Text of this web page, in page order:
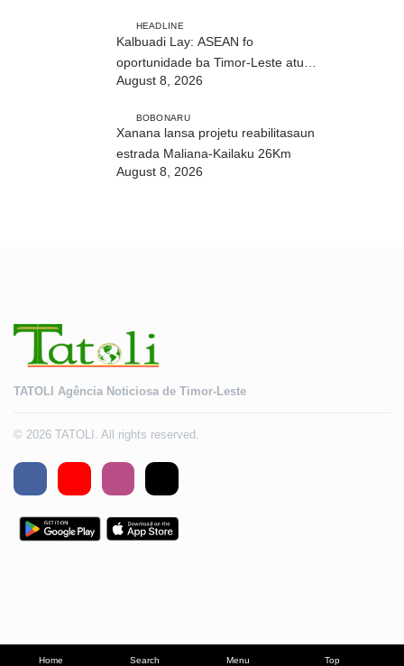
Home Search Menu Top
HEADLINE
Kalbuadi Lay: ASEAN fo
oportunidade ba Timor-Leste atu
aselera transformasaun ekonómika
August 8, 2026
BOBONARU
Xanana lansa projetu reabilitasaun
estrada Maliana-Kailaku 26Km
August 8, 2026
TATOLI Agência Noticiosa de Timor-Leste
© 2026 TATOLI. All rights reserved.